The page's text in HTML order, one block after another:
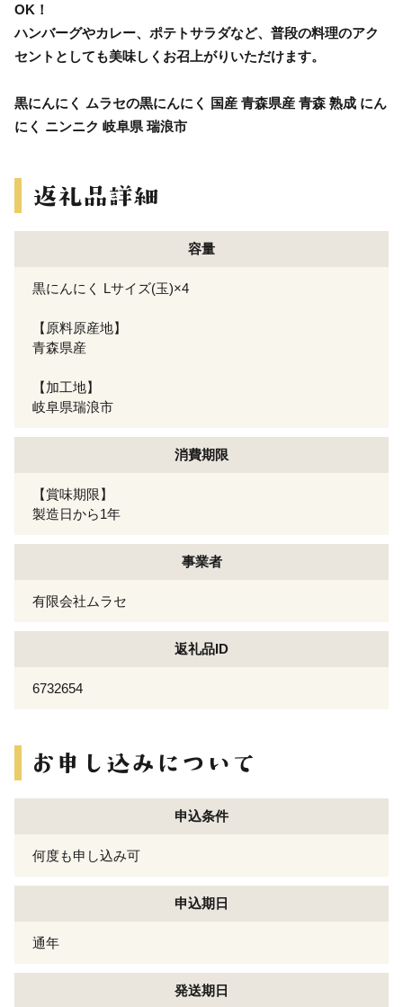
OK！
ハンバーグやカレー、ポテトサラダなど、普段の料理のアク
セントとしても美味しくお召上がりいただけます。
黒にんにく ムラセの黒にんにく 国産 青森県産 青森 熟成 にん
にく ニンニク 岐阜県 瑞浪市
容量
黒にんにく Lサイズ(玉)×4
【原料原産地】
青森県産
【加工地】
岐阜県瑞浪市
消費期限
【賞味期限】
製造日から1年
事業者
有限会社ムラセ
返礼品ID
6732654
申込条件
何度も申し込み可
申込期日
通年
発送期日